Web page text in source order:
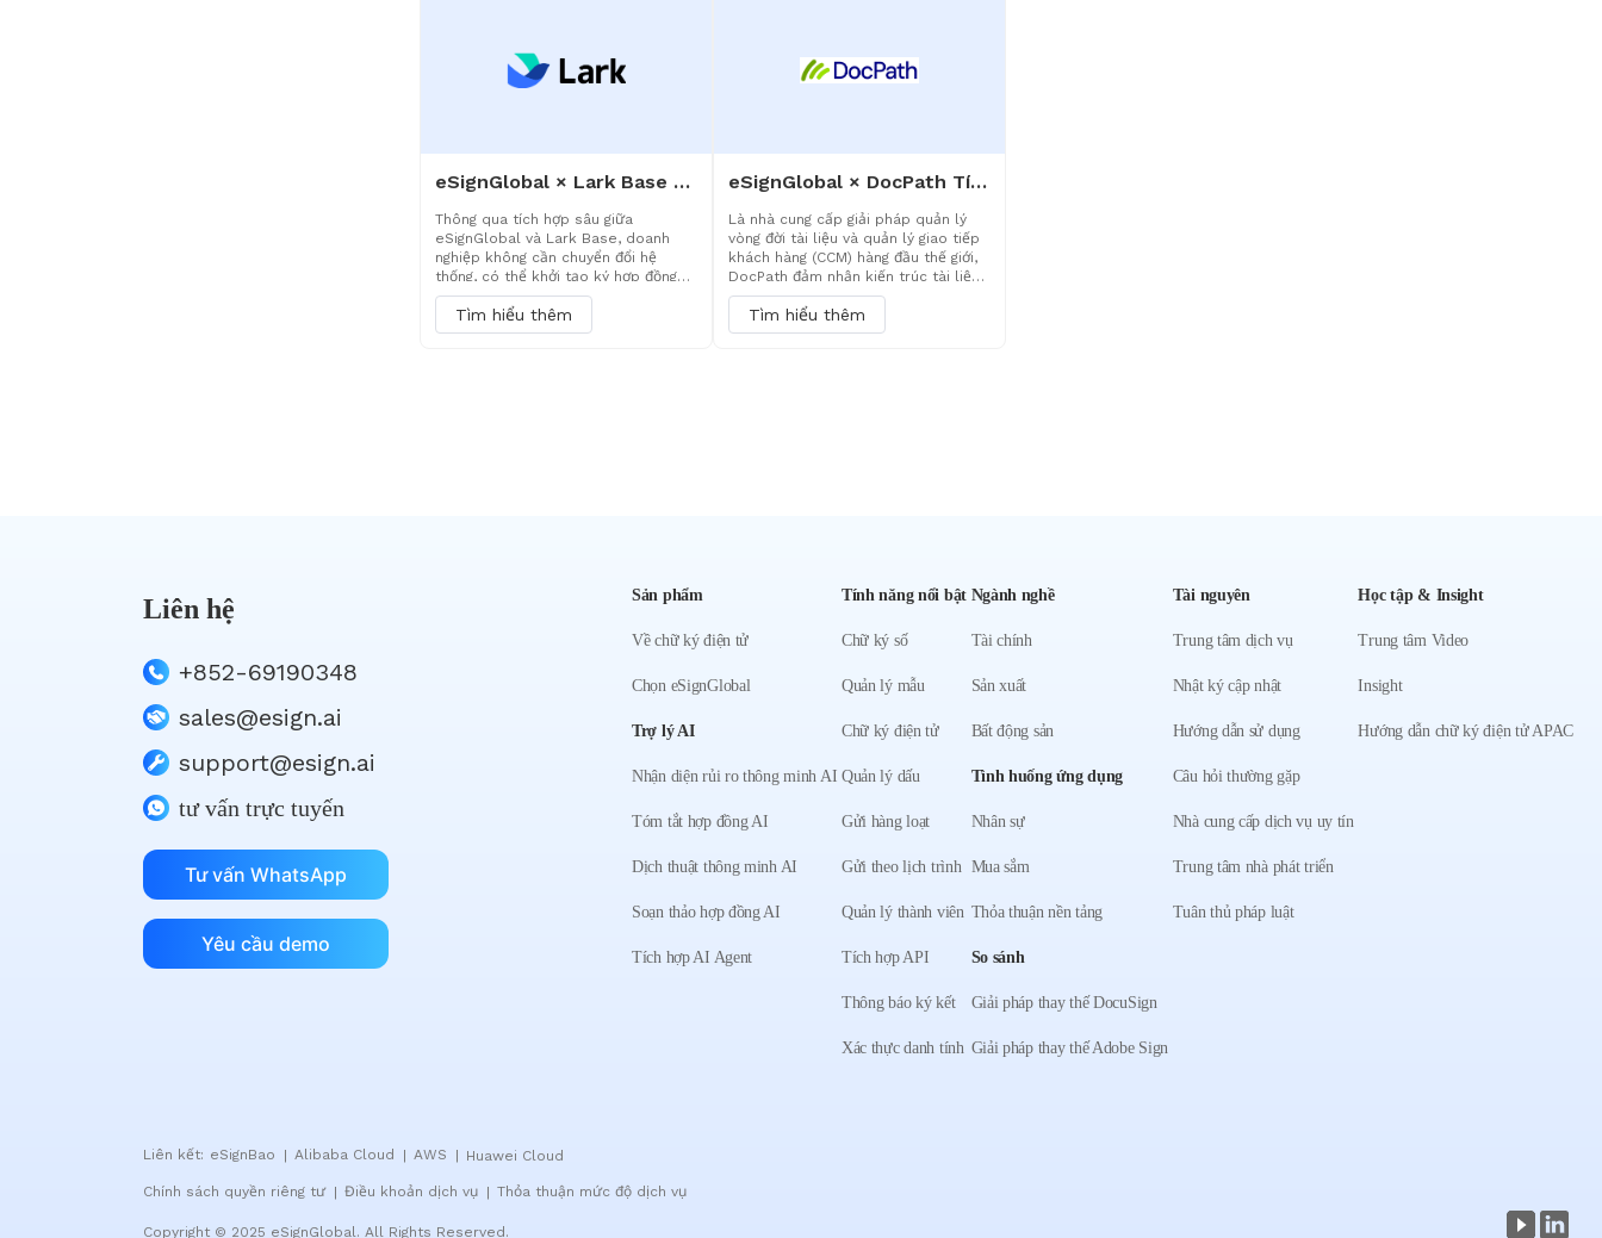
triệu người dùng đăng ký. Hiện tại,
eSignGlobal đã tích hợp các chức
eSignGlobal × Lark Base Tích hợp
Thông qua tích hợp sâu giữa
eSignGlobal và Lark Base, doanh
nghiệp không cần chuyển đổi hệ
thống, có thể khởi tạo ký hợp đồng
trong Base, tự động đưa dữ liệu
trường, theo dõi tiến độ theo thời
gian thực và tự động trả lại các tệp
Tìm hiểu thêm
eSignGlobal × DocPath Tích hợp sâu, định hình lại trải nghiệm tạo và ký tài liệu doanh nghiệp
Là nhà cung cấp giải pháp quản lý
vòng đời tài liệu và quản lý giao tiếp
khách hàng (CCM) hàng đầu thế giới,
DocPath đảm nhận kiến trúc tài liệu
hoàn chỉnh của doanh nghiệp từ thiết
kế biểu mẫu, hợp nhất dữ liệu đến
xuất hàng loạt.
Tìm hiểu thêm
Liên hệ
+852-69190348
sales@esign.ai
support@esign.ai
tư vấn trực tuyến
Tư vấn WhatsApp
Yêu cầu demo
Sản phẩm
Về chữ ký điện tử
Chọn eSignGlobal
Trợ lý AI
Nhận diện rủi ro thông minh AI
Tóm tắt hợp đồng AI
Dịch thuật thông minh AI
Soạn thảo hợp đồng AI
Tích hợp AI Agent
Tính năng nổi bật
Chữ ký số
Quản lý mẫu
Chữ ký điện tử
Quản lý dấu
Gửi hàng loạt
Gửi theo lịch trình
Quản lý thành viên
Tích hợp API
Thông báo ký kết
Xác thực danh tính
Ngành nghề
Tài chính
Sản xuất
Bất động sản
Tình huống ứng dụng
Nhân sự
Mua sắm
Thỏa thuận nền tảng
So sánh
Giải pháp thay thế DocuSign
Giải pháp thay thế Adobe Sign
Tài nguyên
Trung tâm dịch vụ
Nhật ký cập nhật
Hướng dẫn sử dụng
Câu hỏi thường gặp
Nhà cung cấp dịch vụ uy tín
Trung tâm nhà phát triển
Tuân thủ pháp luật
Học tập & Insight
Trung tâm Video
Insight
Hướng dẫn chữ ký điện tử APAC
Liên kết: eSignBao Alibaba Cloud AWS Huawei Cloud
Chính sách quyền riêng tư | Điều khoản dịch vụ | Thỏa thuận mức độ dịch vụ
Copyright © 2025 eSignGlobal. All Rights Reserved.